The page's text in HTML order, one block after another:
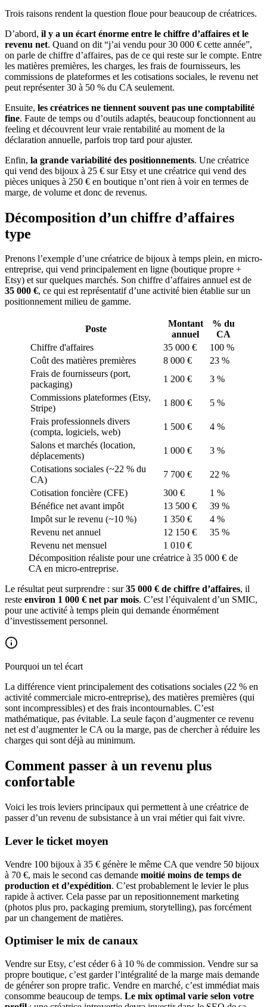
Trois raisons rendent la question floue pour beaucoup de créatrices.
D’abord, il y a un écart énorme entre le chiffre d’affaires et le
revenu net. Quand on dit “j’ai vendu pour 30 000 € cette année”,
on parle de chiffre d’affaires, pas de ce qui reste sur le compte. Entre
les matières premières, les charges, les frais de fournisseurs, les
commissions de plateformes et les cotisations sociales, le revenu net
peut représenter 30 à 50 % du CA seulement.
Ensuite, les créatrices ne tiennent souvent pas une comptabilité
fine. Faute de temps ou d’outils adaptés, beaucoup fonctionnent au
feeling et découvrent leur vraie rentabilité au moment de la
déclaration annuelle, parfois trop tard pour ajuster.
Enfin, la grande variabilité des positionnements. Une créatrice
qui vend des bijoux à 25 € sur Etsy et une créatrice qui vend des
pièces uniques à 250 € en boutique n’ont rien à voir en termes de
marge, de volume et donc de revenus.
Décomposition d’un chiffre d’affaires
type
Prenons l’exemple d’une créatrice de bijoux à temps plein, en micro-
entreprise, qui vend principalement en ligne (boutique propre +
Etsy) et sur quelques marchés. Son chiffre d’affaires annuel est de
35 000 €, ce qui est représentatif d’une activité bien établie sur un
positionnement milieu de gamme.
Poste
Montant
annuel
% du
CA
Chiffre d'affaires
35 000 €
100 %
Coût des matières premières
8 000 €
23 %
Frais de fournisseurs (port,
packaging)
1 200 €
3 %
Commissions plateformes (Etsy,
Stripe)
1 800 €
5 %
Frais professionnels divers
(compta, logiciels, web)
1 500 €
4 %
Salons et marchés (location,
déplacements)
1 000 €
3 %
Cotisations sociales (~22 % du
CA)
7 700 €
22 %
Cotisation foncière (CFE)
300 €
1 %
Bénéfice net avant impôt
13 500 €
39 %
Impôt sur le revenu (~10 %)
1 350 €
4 %
Revenu net annuel
12 150 €
35 %
Revenu net mensuel
1 010 €
Décomposition réaliste pour une créatrice à 35 000 € de
CA en micro-entreprise.
Le résultat peut surprendre : sur35 000 € de chiffre d’affaires, il
reste environ 1 000 € net par mois. C’est l’équivalent d’un SMIC,
pour une activité à temps plein qui demande énormément
d’investissement personnel.
Pourquoi un tel écart
La différence vient principalement des cotisations sociales (22 % en
activité commerciale micro-entreprise), des matières premières (qui
sont incompressibles) et des frais incontournables. C’est
mathématique, pas évitable. La seule façon d’augmenter ce revenu
net est d’augmenter le CA ou la marge, pas de chercher à réduire les
charges qui sont déjà au minimum.
Comment passer à un revenu plus
confortable
Voici les trois leviers principaux qui permettent à une créatrice de
passer d’un revenu de subsistance à un vrai métier qui fait vivre.
Lever le ticket moyen
Vendre 100 bijoux à 35 € génère le même CA que vendre 50 bijoux
à 70 €, mais le second cas demande moitié moins de temps de
production et d’expédition. C’est probablement le levier le plus
rapide à activer. Cela passe par un repositionnement marketing
(photos plus pro, packaging premium, storytelling), pas forcément
par un changement de matières.
Optimiser le mix de canaux
Vendre sur Etsy, c’est céder 6 à 10 % de commission. Vendre sur sa
propre boutique, c’est garder l’intégralité de la marge mais demande
de générer son propre trafic. Vendre en marché, c’est immédiat mais
consomme beaucoup de temps. Le mix optimal varie selon votre